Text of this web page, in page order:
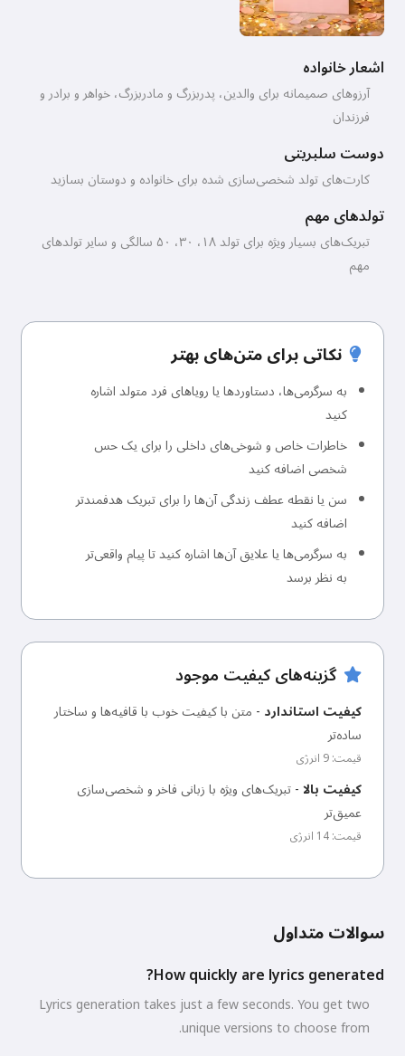
اشعار خانواده
آرزوهای صمیمانه برای والدین، پدربزرگ و مادربزرگ، خواهر و برادر و
فرزندان
دوست سلبریتی
کارت‌های تولد شخصی‌سازی شده برای خانواده و دوستان بسازید
تولدهای مهم
تبریک‌های بسیار ویژه برای تولد ۱۸، ۳۰، ۵۰ سالگی و سایر تولدهای
مهم
نکاتی برای متن‌های بهتر
به سرگرمی‌ها، دستاوردها یا رویاهای فرد متولد اشاره
کنید
خاطرات خاص و شوخی‌های داخلی را برای یک حس
شخصی اضافه کنید
سن یا نقطه عطف زندگی آن‌ها را برای تبریک هدفمندتر
اضافه کنید
به سرگرمی‌ها یا علایق آن‌ها اشاره کنید تا پیام واقعی‌تر
به نظر برسد
گزینه‌های کیفیت موجود
کیفیت استاندارد - متن با کیفیت خوب با قافیه‌ها و ساختار
ساده‌تر
قیمت: 9 انرژی
کیفیت بالا-تبریک‌های ویژه با زبانی فاخر و شخصی‌سازی
عمیق‌تر
قیمت: 14 انرژی
سوالات متداول
How quickly are lyrics generated?
Lyrics generation takes just a few seconds. You get two
unique versions to choose from.